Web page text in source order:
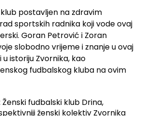
postavljen na zdravim
sportskih radnika koji vode ovaj
Goran Petrović i Zoran
slobodno vrijeme i znanje u ovaj
u istoriju Zvornika, kao
fudbalskog kluba na ovim